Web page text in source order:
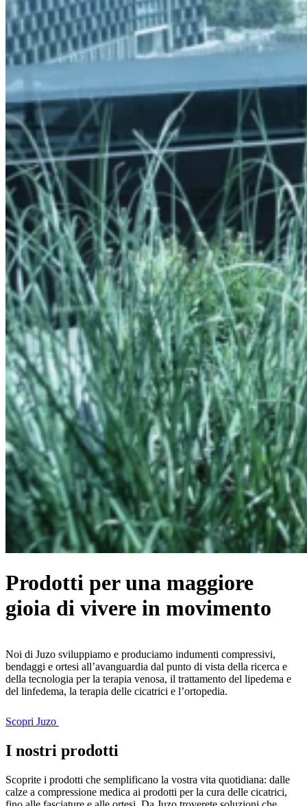
Prodotti per una maggiore
gioia di vivere in movimento
Noi di Juzo sviluppiamo e produciamo indumenti compressivi,
bendaggi e ortesi all’avanguardia dal punto di vista della ricerca e
della tecnologia per la terapia venosa, il trattamento del lipedema e
del linfedema, la terapia delle cicatrici e l’ortopedia.
Scopri Juzo
I nostri prodotti
Scoprite i prodotti che semplificano la vostra vita quotidiana: dalle
calze a compressione medica ai prodotti per la cura delle cicatrici,